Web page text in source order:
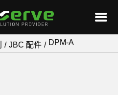
JBC 配件 DPM-A